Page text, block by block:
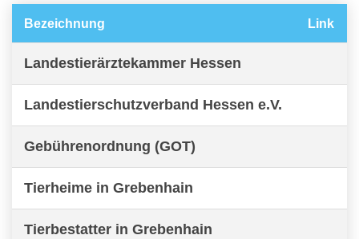
Bezeichnung Link
Landestierärztekammer Hessen
Landestierschutzverband Hessen e.V.
Gebührenordnung (GOT)
Tierheime in Grebenhain
Tierbestatter in Grebenhain